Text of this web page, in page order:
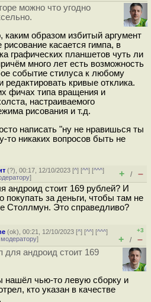
можно что угодно
каким образом избитый аргумент
рисование касается гимпа, в
графических планшетов чуть ли
много лет есть возможность
событие стилуса к любому
редактировать кривые отклика.
фичах типа вращения и
настраиваемого
рисования и т.д.
написать "ну не нравишься ты
то никаких вопросов быть не
(?), 00:17, 12/10/2023 [^] [^^] [^^^]
] + / –
андроид стоит 169 рублей? И
покупать за деньги, чтобы там не
Столлмун. Это справедливо?
(ok), 00:21, 12/10/2023 [^] [^^] [^^^]
модератору]
+3
+ / –
для андроид стоит 169
нашёл чью-то левую сборку и
кто указан в качестве